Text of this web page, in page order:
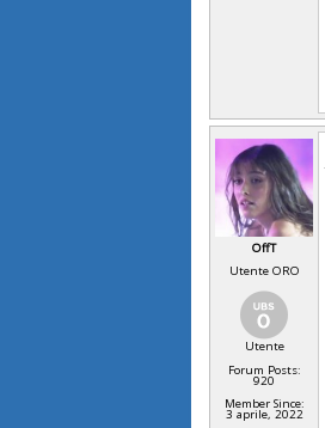
OffT
Utente ORO
Utente
Forum Posts:
920
Member Since:
3 aprile, 2022